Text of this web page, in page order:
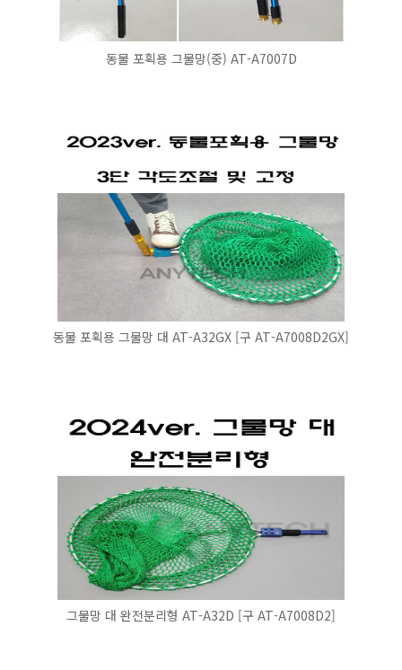
동물 포획용 그물망(중) AT-A7007D
동물 포획용 그물망 대 AT-A32GX [구 AT-A7008D2GX]
그물망 대 완전분리형 AT-A32D [구 AT-A7008D2]